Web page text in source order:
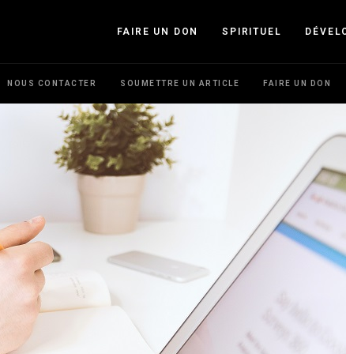
FAIRE UN DON SPIRITUEL
NOUS CONTACTER SOUMETTRE UN ARTICLE FAIRE UN DON